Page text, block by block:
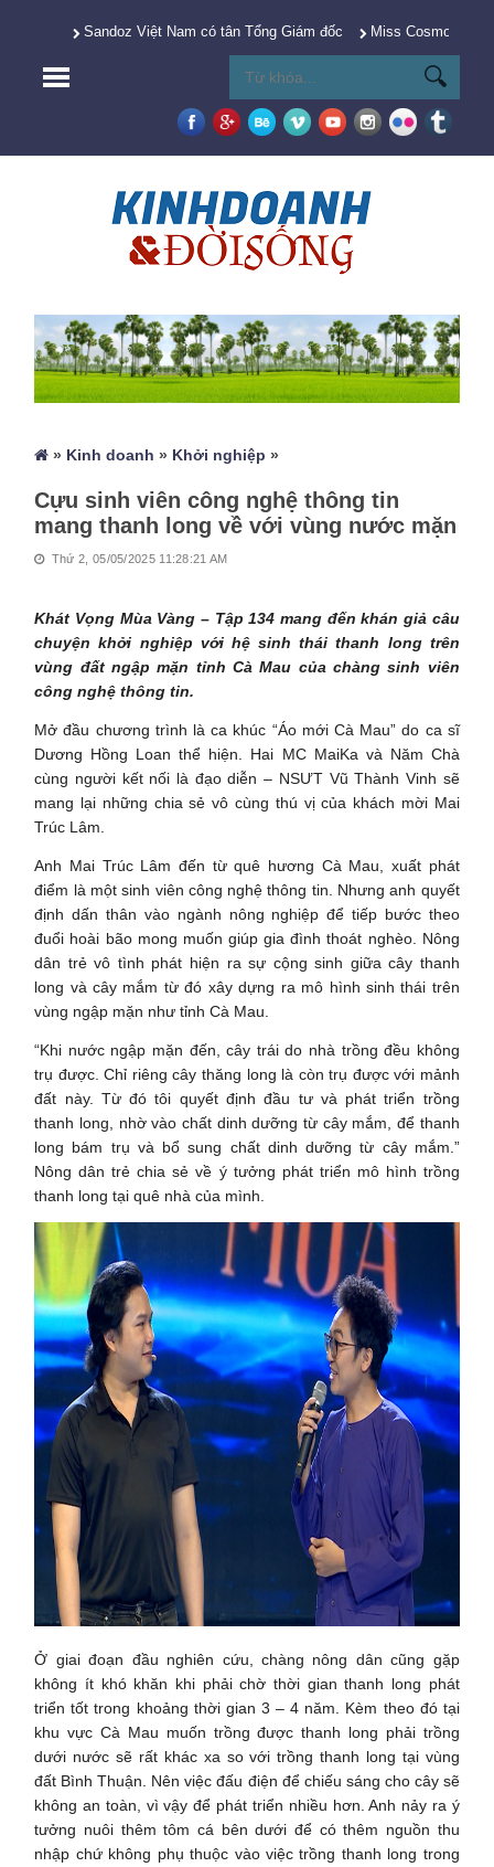
Sandoz Việt Nam có tân Tổng Giám đốc Miss Cosmo 2025
» Kinh doanh » Khởi nghiệp »
Cựu sinh viên công nghệ thông tin
mang thanh long về với vùng nước mặn
Thứ 2, 05/05/2025 11:28:21 AM
Khát Vọng Mùa Vàng – Tập 134 mang đến khán giả câu
chuyện khởi nghiệp với hệ sinh thái thanh long trên
vùng đất ngập mặn tỉnh Cà Mau của chàng sinh viên
công nghệ thông tin.
Mở đầu chương trình là ca khúc “Áo mới Cà Mau” do ca sĩ
Dương Hồng Loan thể hiện. Hai MC MaiKa và Năm Chà
cùng người kết nối là đạo diễn – NSƯT Vũ Thành Vinh sẽ
mang lại những chia sẻ vô cùng thú vị của khách mời Mai
Trúc Lâm.
Anh Mai Trúc Lâm đến từ quê hương Cà Mau, xuất phát
điểm là một sinh viên công nghệ thông tin. Nhưng anh quyết
định dấn thân vào ngành nông nghiệp để tiếp bước theo
đuổi hoài bão mong muốn giúp gia đình thoát nghèo. Nông
dân trẻ vô tình phát hiện ra sự cộng sinh giữa cây thanh
long và cây mắm từ đó xây dựng ra mô hình sinh thái trên
vùng ngập mặn như tỉnh Cà Mau.
“Khi nước ngập mặn đến, cây trái do nhà trồng đều không
trụ được. Chỉ riêng cây thăng long là còn trụ được với mảnh
đất này. Từ đó tôi quyết định đầu tư và phát triển trồng
thanh long, nhờ vào chất dinh dưỡng từ cây mắm, để thanh
long bám trụ và bổ sung chất dinh dưỡng từ cây mắm.”
Nông dân trẻ chia sẻ về ý tưởng phát triển mô hình trồng
thanh long tại quê nhà của mình.
Ở giai đoạn đầu nghiên cứu, chàng nông dân cũng gặp
không ít khó khăn khi phải chờ thời gian thanh long phát
triển tốt trong khoảng thời gian 3 – 4 năm. Kèm theo đó tại
khu vực Cà Mau muốn trồng được thanh long phải trồng
dưới nước sẽ rất khác xa so với trồng thanh long tại vùng
đất Bình Thuận. Nên việc đấu điện để chiếu sáng cho cây sẽ
không an toàn, vì vậy để phát triển nhiều hơn. Anh nảy ra ý
tưởng nuôi thêm tôm cá bên dưới để có thêm nguồn thu
nhập chứ không phụ thuộc vào việc trồng thanh long trong